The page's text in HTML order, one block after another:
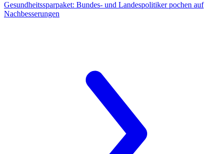
Gesundheitssparpaket: Bundes- und Landespolitiker pochen auf
Nachbesserungen